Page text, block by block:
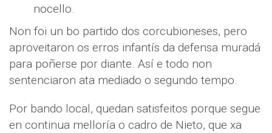
nocello.
Non foi un bo partido dos corcubioneses, pero
aproveitaron os erros infantís da defensa muradá
para poñerse por diante. Así e todo non
sentenciaron ata mediado o segundo tempo.
Por bando local, quedan satisfeitos porque segue
en continua melloría o cadro de Nieto, que xa